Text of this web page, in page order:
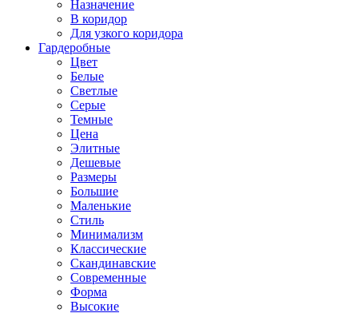
Назначение
В коридор
Для узкого коридора
Гардеробные
Цвет
Белые
Светлые
Серые
Темные
Цена
Элитные
Дешевые
Размеры
Большие
Маленькие
Стиль
Минимализм
Классические
Скандинавские
Современные
Форма
Высокие